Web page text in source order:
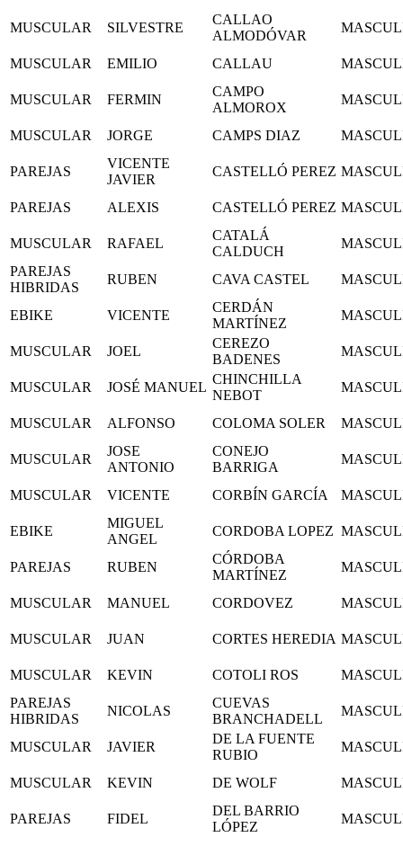
MUSCULAR SILVESTRE
CALLAO
ALMODÓVAR
MUSCULAR EMILIO CALLAU
MUSCULAR FERMIN
CAMPO
ALMOROX
MUSCULAR JORGE CAMPS DIAZ
PAREJAS
VICENTE
JAVIER
CASTELLÓ PEREZ
PAREJAS ALEXIS CASTELLÓ PEREZ
MUSCULAR RAFAEL
CATALÁ
CALDUCH
PAREJAS
HIBRIDAS
RUBEN CAVA CASTEL
EBIKE VICENTE
CERDÁN
MARTÍNEZ
MUSCULAR JOEL
CEREZO
BADENES
MUSCULAR JOSÉ MANUEL
CHINCHILLA
NEBOT
MUSCULAR ALFONSO COLOMA SOLER
MUSCULAR
JOSE
ANTONIO
CONEJO
BARRIGA
MUSCULAR VICENTE CORBÍN GARCÍA
EBIKE
MIGUEL
ANGEL
CORDOBA LOPEZ
PAREJAS RUBEN
CÓRDOBA
MARTÍNEZ
MUSCULAR MANUEL CORDOVEZ
MUSCULAR JUAN CORTES HEREDIA
MUSCULAR KEVIN COTOLI ROS
PAREJAS
HIBRIDAS
NICOLAS
CUEVAS
BRANCHADELL
MUSCULAR JAVIER
DE LA FUENTE
RUBIO
MUSCULAR KEVIN DE WOLF
PAREJAS FIDEL
DEL BARRIO
LÓPEZ